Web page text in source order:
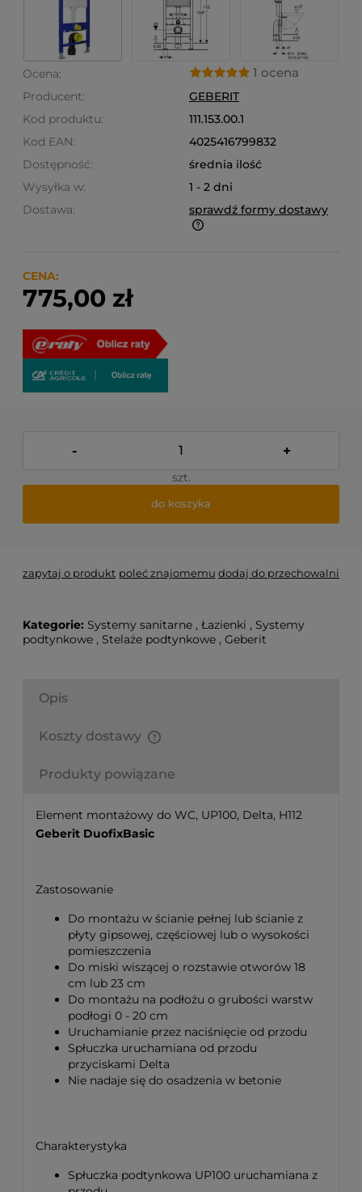
Ocena: 1 ocena
Producent:
GEBERIT
Kod produktu:
111.153.00.1
Kod EAN:
4025416799832
Dostępność:
średnia ilość
Wysyłka w:
1 - 2 dni
Dostawa:
sprawdź formy dostawy
produktów które się w nim znajdują.
CENA:
775,00 zł
- +
szt.
do koszyka
zapytaj o produkt poleć znajomemu dodaj do przechowalni
Kategorie: Systemy sanitarne , Łazienki , Systemy
podtynkowe , Stelaże podtynkowe , Geberit
Opis
Koszty dostawy
w koszyku i uzależnione od wagi i gabarytu
produktów które się w nim znajdują.
Produkty powiązane
Element montażowy do WC, UP100, Delta, H112
Geberit DuofixBasic
Zastosowanie
Do montażu w ścianie pełnej lub ścianie z
płyty gipsowej, częściowej lub o wysokości
pomieszczenia
Do miski wiszącej o rozstawie otworów 18
cm lub 23 cm
Do montażu na podłożu o grubości warstw
podłogi 0 - 20 cm
Uruchamianie przez naciśnięcie od przodu
Spłuczka uruchamiana od przodu
przyciskami Delta
Nie nadaje się do osadzenia w betonie
Charakterystyka
Spłuczka podtynkowa UP100 uruchamiana z